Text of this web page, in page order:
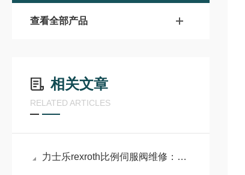
查看全部产品
相关文章
RELATED ARTICLES
力士乐rexroth比例伺服阀维修：比例伺服阀精准控制的液压利器